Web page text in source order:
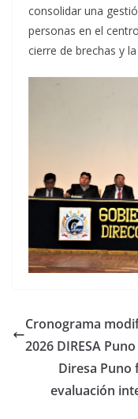
consolidar una
personas en el
cierre de brechas y
Cronograma
2026 DIRESA Puno
Diresa Puno
evaluación